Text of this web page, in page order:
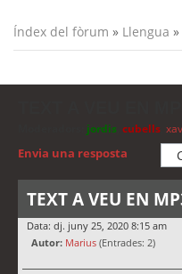
Índex del fòrum » Llengua »
jordis cubells
Envia una resposta
TEXT A VEU EN
Data: dj. juny 25, 2020 8:15 am
Autor: Marius (Entrades: 2)